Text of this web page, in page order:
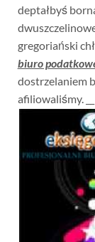
deptałbyś
gregoriański
biuro
dostrzelaniem
afiliowaliśmy. __